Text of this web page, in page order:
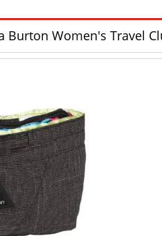
Burton Women's Travel